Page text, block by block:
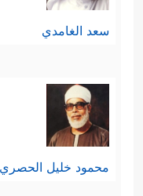
سعد الغامدي
محمود خليل الحصري